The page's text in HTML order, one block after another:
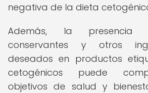
negativa de la dieta
Además, la presencia
conservantes y otros
deseados en productos
cetogénicos puede
objetivos de salud y